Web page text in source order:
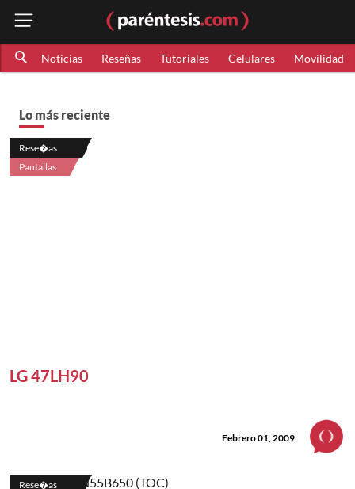
Noticias Reseñas Tutoriales Celulares Movilidad
Lo más reciente
Rese�as
Pantallas
LG 47LH90
Febrero 01, 2009
Rese�as